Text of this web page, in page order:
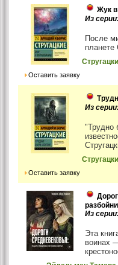
Жук
Из
После
Оставить заявку
Из
"Трудно
Оставить заявку
Из
Эта
воинах